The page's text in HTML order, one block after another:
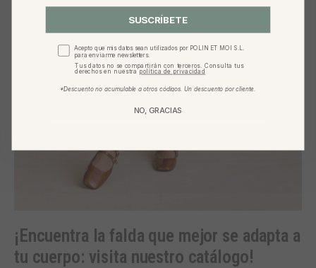
¡Encuentra la falda que mejor se adapta a
tu cuerpo: visita nuestro catálogo!
SUSCRÍBETE
Acepto que mis datos sean utilizados por POLIN ET MOI S.L.
para enviarme newsletters.
Tus datos no se compartirán con terceros. Consulta tus
derechos en nuestra política de privacidad
*Descuento no acumulable a otros códigos. Un descuento por cliente.
NO, GRACIAS